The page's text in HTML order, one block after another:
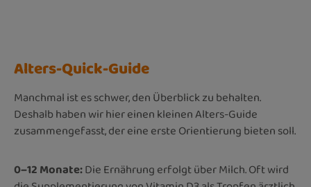
Alters-Quick-Guide
Manchmal ist es schwer, den Überblick zu behalten.
Deshalb haben wir hier einen kleinen Alters-Guide
zusammengefasst, der eine erste Orientierung bieten soll.
0–12 Monate:Die Ernährung erfolgt über Milch. Oft wird